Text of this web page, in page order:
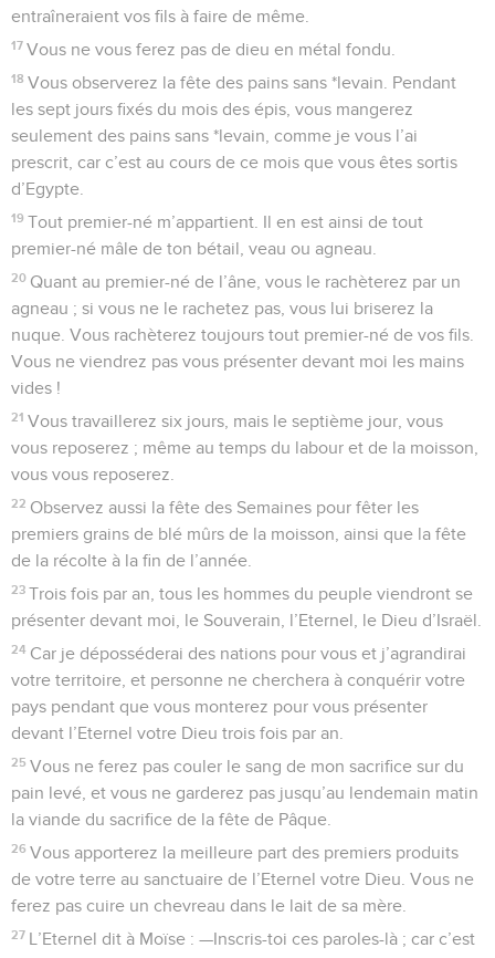
entraîneraient vos fils à faire de même.
17 Vous ne vous ferez pas de dieu en métal fondu.
18 Vous observerez la fête des pains sans *levain. Pendant
les sept jours fixés du mois des épis, vous mangerez
seulement des pains sans *levain, comme je vous l’ai
prescrit, car c’est au cours de ce mois que vous êtes sortis
d’Egypte.
19 Tout premier-né m’appartient. Il en est ainsi de tout
premier-né mâle de ton bétail, veau ou agneau.
20 Quant au premier-né de l’âne, vous le rachèterez par un
agneau ; si vous ne le rachetez pas, vous lui briserez la
nuque. Vous rachèterez toujours tout premier-né de vos fils.
Vous ne viendrez pas vous présenter devant moi les mains
vides !
21 Vous travaillerez six jours, mais le septième jour, vous
vous reposerez ; même au temps du labour et de la moisson,
vous vous reposerez.
22 Observez aussi la fête des Semaines pour fêter les
premiers grains de blé mûrs de la moisson, ainsi que la fête
de la récolte à la fin de l’année.
23 Trois fois par an, tous les hommes du peuple viendront se
présenter devant moi, le Souverain, l’Eternel, le Dieu d’Israël.
24 Car je déposséderai des nations pour vous et j’agrandirai
votre territoire, et personne ne cherchera à conquérir votre
pays pendant que vous monterez pour vous présenter
devant l’Eternel votre Dieu trois fois par an.
25 Vous ne ferez pas couler le sang de mon sacrifice sur du
pain levé, et vous ne garderez pas jusqu’au lendemain matin
la viande du sacrifice de la fête de Pâque.
26 Vous apporterez la meilleure part des premiers produits
de votre terre au sanctuaire de l’Eternel votre Dieu. Vous ne
ferez pas cuire un chevreau dans le lait de sa mère.
27 L’Eternel dit à Moïse : —Inscris-toi ces paroles-là ; car c’est